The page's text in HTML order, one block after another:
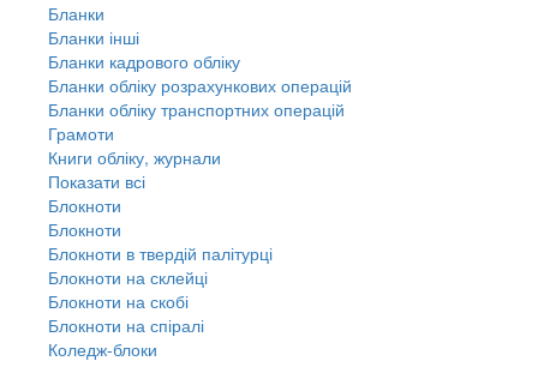
Бланки
Бланки інші
Бланки кадрового обліку
Бланки обліку розрахункових операцій
Бланки обліку транспортних операцій
Грамоти
Книги обліку, журнали
Показати всі
Блокноти
Блокноти
Блокноти в твердій палітурці
Блокноти на склейці
Блокноти на скобі
Блокноти на спіралі
Коледж-блоки